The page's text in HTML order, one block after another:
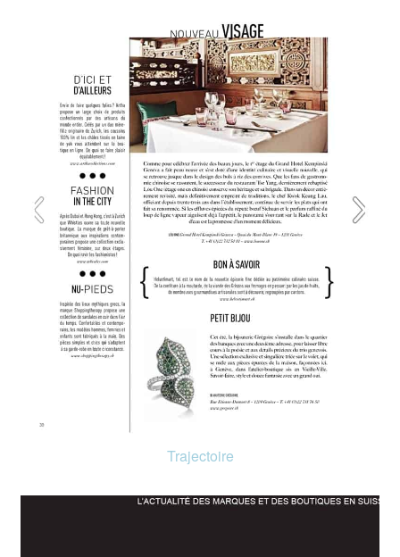
Trajectoire